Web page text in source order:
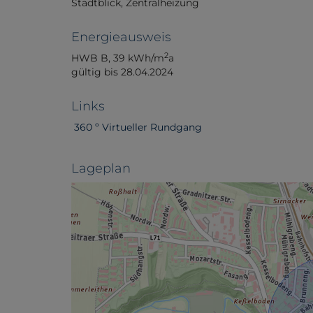
Stadtblick Zentralheizung
Energieausweis
HWB B, 39 kWh/m2a
gültig bis 28.04.2024
Links
360 º Virtueller Rundgang
Lageplan